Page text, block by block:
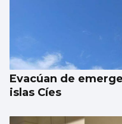
Evacúan de
islas Cíes